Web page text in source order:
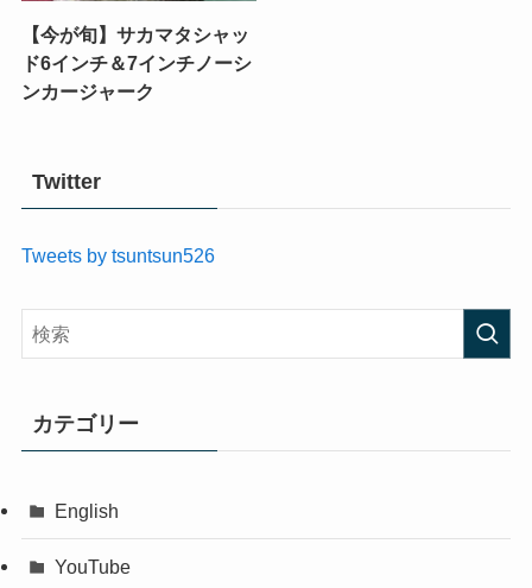
【今が旬】サカマタシャッ
ド6インチ＆7インチノーシ
ンカージャーク
Twitter
Tweets by tsuntsun526
カテゴリー
English
YouTube